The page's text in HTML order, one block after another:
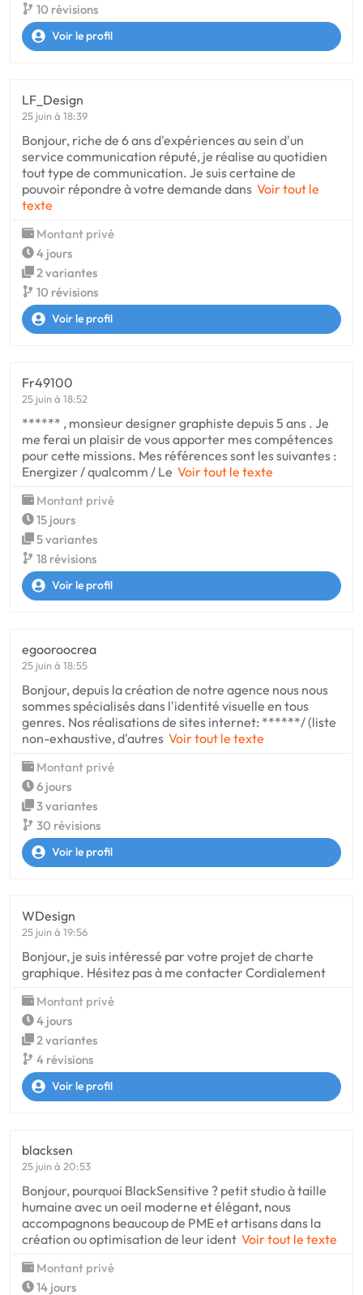
10 révisions
Voir le profil
LF_Design
25 juin à 18:39
Bonjour, riche de 6 ans d'expériences au sein d'un
service communication réputé, je réalise au quotidien
tout type de communication. Je suis certaine de
pouvoir répondre à votre demande dans Voir tout le
texte
Montant privé
4 jours
2 variantes
10 révisions
Voir le profil
Fr49100
25 juin à 18:52
****** , monsieur designer graphiste depuis 5 ans . Je
me ferai un plaisir de vous apporter mes compétences
pour cette missions. Mes références sont les suivantes :
Energizer / qualcomm / Le Voir tout le texte
Montant privé
15 jours
5 variantes
18 révisions
Voir le profil
egooroocrea
25 juin à 18:55
Bonjour, depuis la création de notre agence nous nous
sommes spécialisés dans l'identité visuelle en tous
genres. Nos réalisations de sites internet: ******/ (liste
non-exhaustive, d'autres Voir tout le texte
Montant privé
6 jours
3 variantes
30 révisions
Voir le profil
WDesign
25 juin à 19:56
Bonjour, je suis intéressé par votre projet de charte
graphique. Hésitez pas à me contacter Cordialement
Montant privé
4 jours
2 variantes
4 révisions
Voir le profil
blacksen
25 juin à 20:53
Bonjour, pourquoi BlackSensitive ? petit studio à taille
humaine avec un oeil moderne et élégant, nous
accompagnons beaucoup de PME et artisans dans la
création ou optimisation de leur ident Voir tout le texte
Montant privé
14 jours